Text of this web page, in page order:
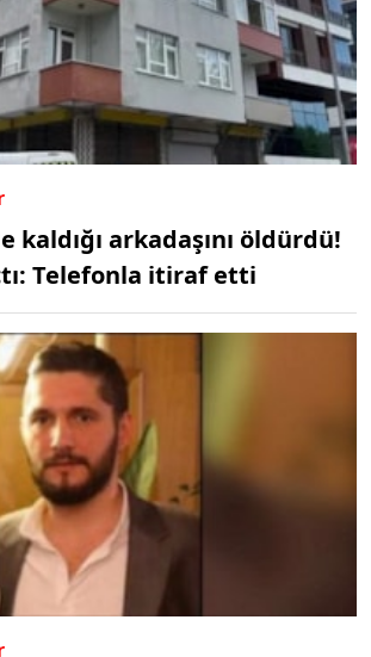
kaldığı arkadaşını öldürdü!
Telefonla itiraf etti